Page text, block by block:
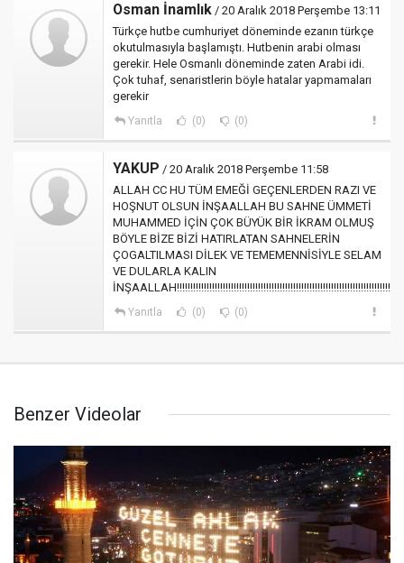
Osman İnamlık / 20 Aralık 2018 Perşembe 13:11
Türkçe hutbe cumhuriyet döneminde ezanın türkçe
okutulmasıyla başlamıştı. Hutbenin arabi olması
gerekir. Hele Osmanlı döneminde zaten Arabi idi.
Çok tuhaf, senaristlerin böyle hatalar yapmamaları
gerekir
Yanıtla (0) (0)
YAKUP / 20 Aralık 2018 Perşembe 11:58
ALLAH CC HU TÜM EMEĞİ GEÇENLERDEN RAZI VE
HOŞNUT OLSUN İNŞAALLAH BU SAHNE ÜMMETİ
MUHAMMED İÇİN ÇOK BÜYÜK BİR İKRAM OLMUŞ
BÖYLE BİZE BİZİ HATIRLATAN SAHNELERİN
ÇOGALTILMASI DİLEK VE TEMEMENNİSİYLE SELAM
VE DULARLA KALIN
İNŞAALLAH!!!!!!!!!!!!!!!!!!!!!!!!!!!!!!!!!!!!!!!!!!!!!!!!!!!!!!!!!!!!!!!!!!!!!!!!!!!!!!!
Yanıtla (0) (0)
Benzer Videolar